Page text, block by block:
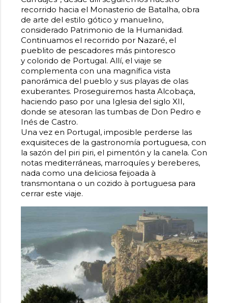
recorrido hacia el Monasterio de Batalha, obra
de arte del estilo gótico y manuelino,
considerado Patrimonio de la Humanidad.
Continuamos el recorrido por Nazaré, el
pueblito de pescadores más pintoresco
y colorido de Portugal. Allí, el viaje se
complementa con una magnífica vista
panorámica del pueblo y sus playas de olas
exuberantes. Proseguiremos hasta Alcobaça,
haciendo paso por una Iglesia del siglo XII,
donde se atesoran las tumbas de Don Pedro e
Inés de Castro.
Una vez en Portugal, imposible perderse las
exquisiteces de la gastronomía portuguesa, con
la sazón del piri piri, el pimentón y la canela. Con
notas mediterráneas, marroquíes y bereberes,
nada como una deliciosa feijoada à
transmontana o un cozido à portuguesa para
cerrar este viaje.